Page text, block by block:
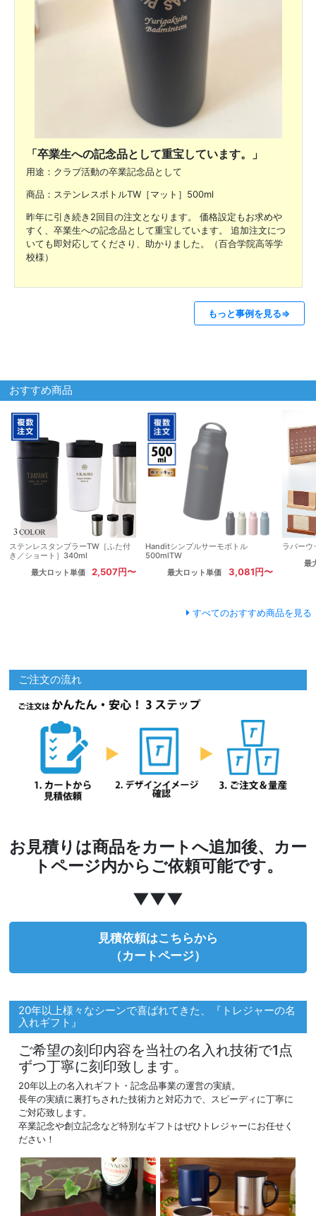
「卒業生への記念品として重宝しています。」
用途：クラブ活動の卒業記念品として
商品：ステンレスボトルTW［マット］500ml
昨年に引き続き2回目の注文となります。 価格設定もお求めや
すく、卒業生への記念品として重宝しています。 追加注文につ
いても即対応してくださり、助かりました。（百合学院高等学
校様）
もっと事例を見る⇒
おすすめ商品
ステンレスタンブラーTW［ふた付
き／ショート］340ml
最大ロット単価
2,507円〜
Handitシンプルサーモボトル
500mlTW
最大ロット単価
3,081円〜
ラバーウ
最
すべてのおすすめ商品を見る
ご注文の流れ
お見積りは商品をカートへ追加後、カー
トページ内からご依頼可能です。
▼▼▼
見積依頼はこちらから
（カートページ）
20年以上様々なシーンで喜ばれてきた、『トレジャーの名
入れギフト』
ご希望の刻印内容を当社の名入れ技術で1点
ずつ丁寧に刻印致します。
20年以上の名入れギフト・記念品事業の運営の実績。
長年の実績に裏打ちされた技術力と対応力で、スピーディに丁寧に
ご対応致します。
卒業記念や創立記念など特別なギフトはぜひトレジャーにお任せく
ださい！